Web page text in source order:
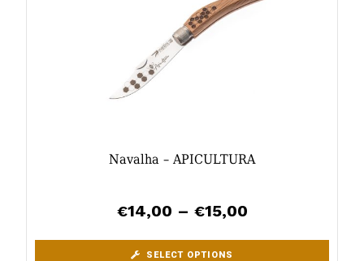
Navalha – APICULTURA
€14,00 – €15,00
SELECT OPTIONS